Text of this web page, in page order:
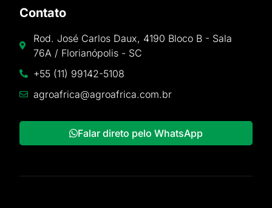
Contato
Rod. José Carlos Daux, 4190 Bloco B - Sala
76A / Florianópolis - SC
+55 (11) 99142-5108
agroafrica@agroafrica.com.br
Falar direto pelo WhatsApp